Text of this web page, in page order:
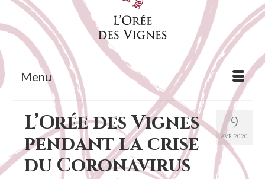
Menu
9
AVR 2020
L’Orée des Vignes
pendant la crise
du Coronavirus